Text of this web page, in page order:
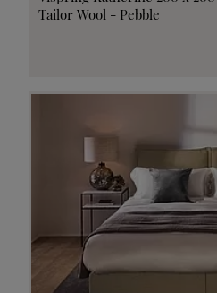
Tailor Wool - Pebble